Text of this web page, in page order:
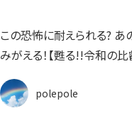
この恐怖に耐えられる? あ
みがえる！【甦る!!令和の
polepole